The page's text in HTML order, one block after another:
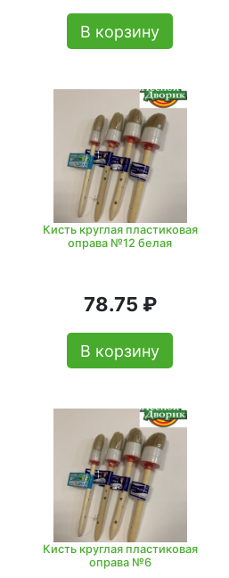
В корзину
Кисть круглая пластиковая
оправа №12 белая
78.75 ₽
В корзину
Кисть круглая пластиковая
оправа №6